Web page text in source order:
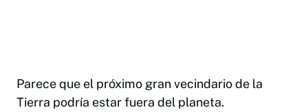
Parece que el próximo gran vecindario de la
Tierra podría estar fuera del planeta.